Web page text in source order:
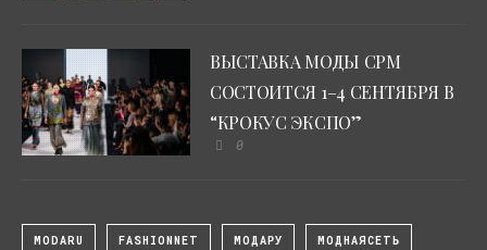
ВЫСТАВКА МОДЫ CPM
СОСТОИТСЯ 1–4 СЕНТЯБРЯ В
“КРОКУС ЭКСПО”
0
MODARU FASHIONNET МОДАРУ МОДНАЯСЕТЬ